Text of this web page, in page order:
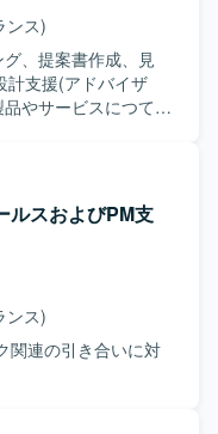
直接関わることがで
験を積んでいただ
、幅広い業務を通
な
ンス)
、提案書作成、見
計支援(アドバイザ
やサービスにつての
ルスおよびPM支
ンス)
関連の引き合いに対